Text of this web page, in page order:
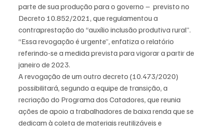
parte de sua produção para o governo –  previsto no
Decreto 10.852/2021, que regulamentou a
contraprestação do “auxílio inclusão produtiva rural”.
“Essa revogação é urgente”, enfatiza o relatório
referindo-se a medida prevista para vigorar a partir de
janeiro de 2023.
A revogação de um outro decreto (10.473/2020)
possibilitará, segundo a equipe de transição, a
recriação do Programa dos Catadores, que reunia
ações de apoio a trabalhadores de baixa renda que se
dedicam à coleta de materiais reutilizáveis e